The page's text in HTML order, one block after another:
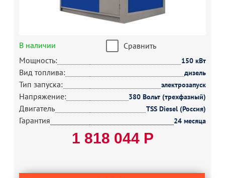
В наличии
Сравнить
Мощность:
150 кВт
Вид топлива: дизель
Тип запуска: электрозапуск
Напряжение: 380 Вольт (трехфазный)
Двигатель TSS Diesel (Россия)
Гарантия 24 месяца
1 818 044 Р